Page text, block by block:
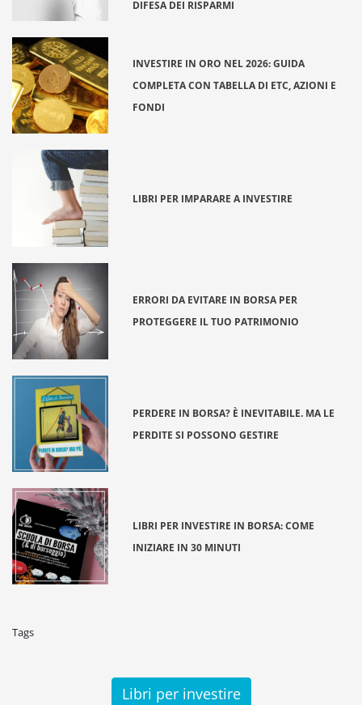
DIFESA DEI RISPARMI
INVESTIRE IN ORO NEL 2026: GUIDA
COMPLETA CON TABELLA DI ETC, AZIONI E
FONDI
LIBRI PER IMPARARE A INVESTIRE
ERRORI DA EVITARE IN BORSA PER
PROTEGGERE IL TUO PATRIMONIO
PERDERE IN BORSA? È INEVITABILE. MA LE
PERDITE SI POSSONO GESTIRE
LIBRI PER INVESTIRE IN BORSA: COME
INIZIARE IN 30 MINUTI
Tags
Libri per investire